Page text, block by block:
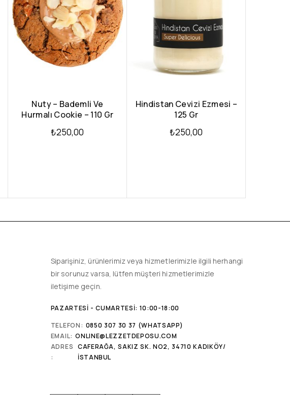
Nuty – Bademli Ve
Hurmalı Cookie – 110 Gr
₺250,00
Hindistan Cevizi Ezmesi –
125 Gr
₺250,00
Siparişiniz, ürünlerimiz veya hizmetlerimizle ilgili herhangi
bir sorunuz varsa, lütfen müşteri hizmetlerimizle
iletişime geçin.
PAZARTESI - CUMARTESI: 10:00-18:00
TELEFON: 0850 307 30 37 (WHATSAPP)
EMAIL: ONLINE@LEZZETDEPOSU.COM
ADRES
:
CAFERAĞA, SAKIZ SK. NO2, 34710 KADIKÖY/
İSTANBUL